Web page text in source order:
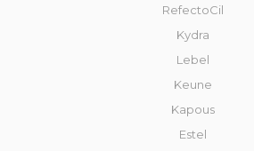
RefectoCil
Kydra
Lebel
Keune
Kapous
Estel